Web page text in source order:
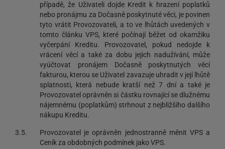
případě, že Uživateli dojde Kredit k hrazení poplatků
nebo pronájmu za Dočasně poskytnuté věci, je povinen
tyto vrátit Provozovateli, a to ve lhůtách uvedených v
tomto článku VPS, které počínají běžet od okamžiku
vyčerpání Kreditu. Provozovatel, pokud nedojde k
vrácení věcí a také za dobu jejich nadužívání, může
vyúčtovat pronájem Dočasně poskytnutých věcí
fakturou, kterou se Uživatel zavazuje uhradit v její lhůtě
splatnosti, která nebude kratší než 7 dní a také je
Provozovatel oprávněn si částku rovnající se dlužnému
nájemnému (poplatkům) strhnout z nejbližšího dalšího
nákupu Kreditu.
3.5.
Provozovatel je oprávněn jednostranně měnit VPS a
Ceník za obdobných podmínek jako VPS.